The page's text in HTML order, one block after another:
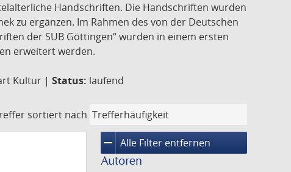
Handschriften. Die Handschriften wurden
zu ergänzen. Im Rahmen des von der Deutschen
der SUB Göttingen“ wurden in einem ersten
erweitert werden.
Kultur | Status: laufend
sortiert nach
remove Alle Filter entfernen
Autoren